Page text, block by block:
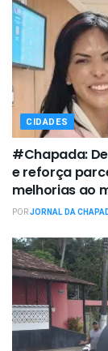
CIDADES
#Chapada:
e reforça
melhorias ao
PORJORNAL DA